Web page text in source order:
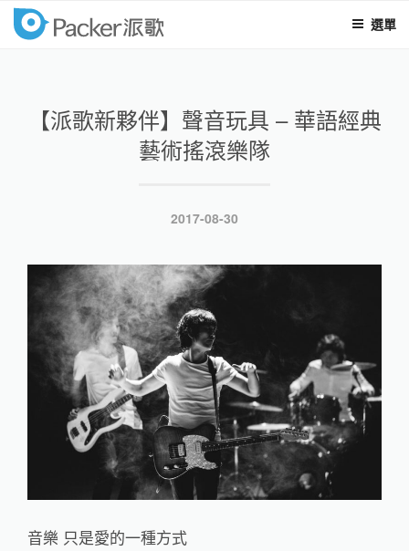
選單
packer
【派歌新夥伴】聲音玩具 – 華語經典
藝術搖滾樂隊
發
於
2017-08-30
音樂 只是愛的一種方式